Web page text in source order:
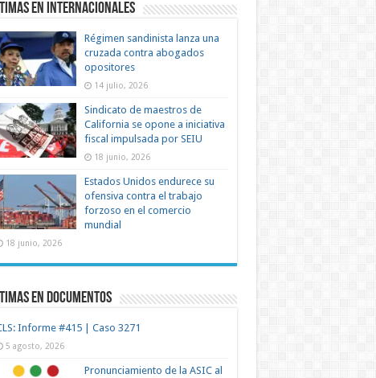
en Internacionales
Régimen sandinista lanza una
cruzada contra abogados
opositores
14 julio, 2026
Sindicato de maestros de
California se opone a iniciativa
fiscal impulsada por SEIU
18 junio, 2026
Estados Unidos endurece su
ofensiva contra el trabajo
forzoso en el comercio
mundial
18 junio, 2026
en documentos
Informe #415 | Caso 3271
5 agosto, 2026
Pronunciamiento de la ASIC al